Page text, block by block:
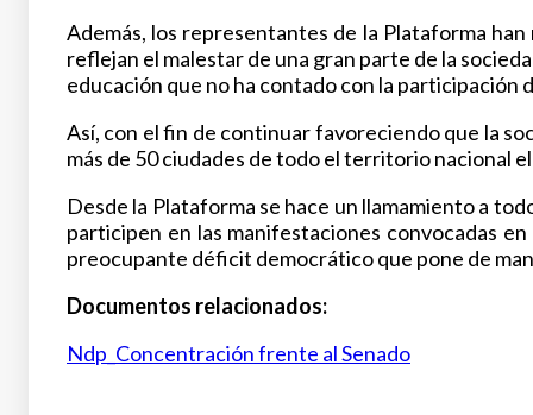
Además, los representantes de la Plataforma
reflejan el malestar de una gran parte de la
educación que no ha contado con la participación
Así, con el fin de continuar favoreciendo que la
más de 50 ciudades de todo el territorio nacional
Desde la Plataforma se hace un llamamiento a
participen en las manifestaciones convocadas
preocupante déficit democrático que pone de
Documentos relacionados:
Ndp_Concentración frente al Senado